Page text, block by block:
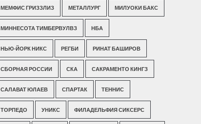
МЕМФИС ГРИЗЗЛИЗ МЕТАЛЛУРГ МИЛУОКИ БАКС
МИННЕСОТА ТИМБЕРВУЛВЗ НБА
НЬЮ-ЙОРК НИКС РЕГБИ РИНАТ БАШИРОВ
СБОРНАЯ РОССИИ СКА САКРАМЕНТО КИНГЗ
САЛАВАТ ЮЛАЕВ СПАРТАК ТЕННИС
ТОРПЕДО УНИКС ФИЛАДЕЛЬФИЯ СИКСЕРС